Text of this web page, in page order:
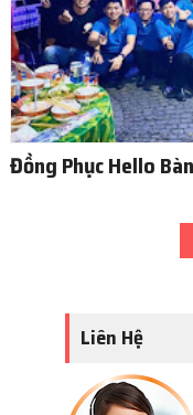
Đồng Phục Hello
Liên Hệ